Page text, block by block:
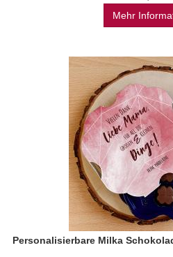
Mehr
Personalisierbare Milka